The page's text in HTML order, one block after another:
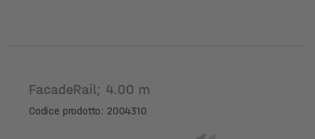
FacadeRail; 4.00 m
Codice prodotto: 2004310